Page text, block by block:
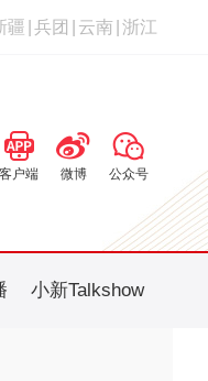
疆 兵团 云南 浙江
客户端 微博 公众号
小新Talkshow